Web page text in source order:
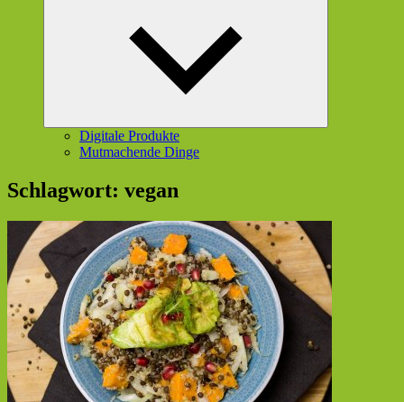
Digitale Produkte
Mutmachende Dinge
Schlagwort: vegan